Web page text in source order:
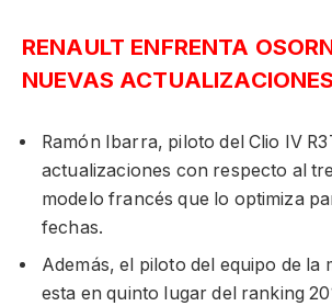
RENAULT ENFRENTA
NUEVAS ACTUALIZACIONES
Ramón Ibarra, piloto del Clio IV
actualizaciones con respecto al
modelo francés que lo optimiza
fechas.
Además, el piloto del equipo de la
esta en quinto lugar del ranking